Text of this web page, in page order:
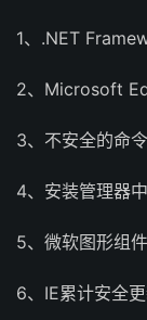
1、.NET
2、Microsoft
3、不安全的命
4、安装管理器
5、微软图形组
6、IE累计安全更